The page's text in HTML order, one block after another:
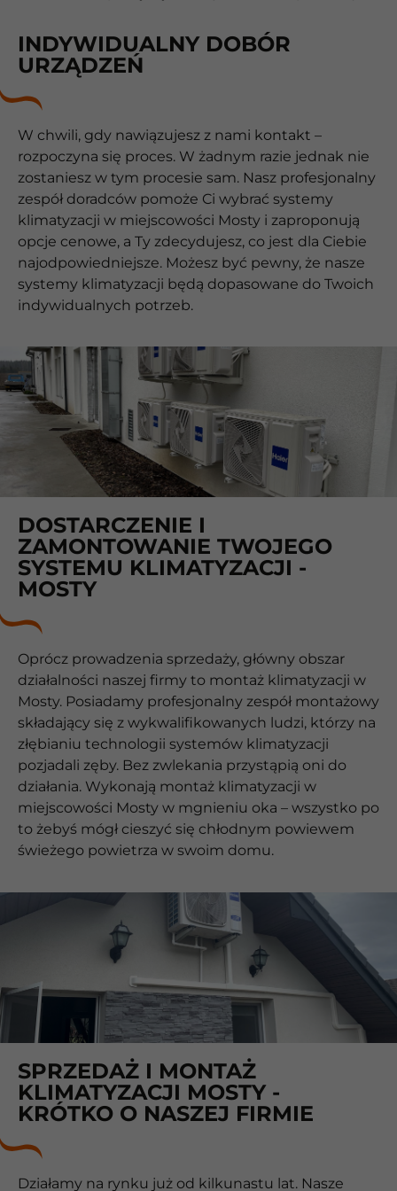
INDYWIDUALNY DOBÓR
URZĄDZEŃ
W chwili, gdy nawiązujesz z nami kontakt –
rozpoczyna się proces. W żadnym razie jednak nie
zostaniesz w tym procesie sam. Nasz profesjonalny
zespół doradców pomoże Ci wybrać systemy
klimatyzacji w miejscowości Mosty i zaproponują
opcje cenowe, a Ty zdecydujesz, co jest dla Ciebie
najodpowiedniejsze. Możesz być pewny, że nasze
systemy klimatyzacji będą dopasowane do Twoich
indywidualnych potrzeb.
DOSTARCZENIE I
ZAMONTOWANIE TWOJEGO
SYSTEMU KLIMATYZACJI -
MOSTY
Oprócz prowadzenia sprzedaży, główny obszar
działalności naszej firmy to montaż klimatyzacji w
Mosty. Posiadamy profesjonalny zespół montażowy
składający się z wykwalifikowanych ludzi, którzy na
złębianiu technologii systemów klimatyzacji
pozjadali zęby. Bez zwlekania przystąpią oni do
działania. Wykonają montaż klimatyzacji w
miejscowości Mosty w mgnieniu oka – wszystko po
to żebyś mógł cieszyć się chłodnym powiewem
świeżego powietrza w swoim domu.
SPRZEDAŻ I MONTAŻ
KLIMATYZACJI MOSTY -
KRÓTKO O NASZEJ FIRMIE
Działamy na rynku już od kilkunastu lat. Nasze